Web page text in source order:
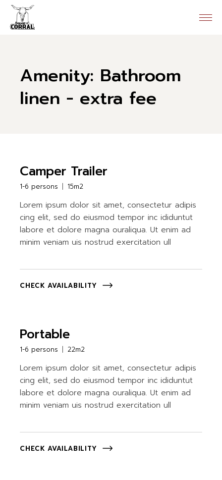
Skip
content
Amenity: Bathroom
linen - extra fee
Camper Trailer
1-6 persons 15m2
Lorem ipsum dolor sit amet, consectetur adipis
cing elit, sed do eiusmod tempor inc ididuntut
labore et dolore magna ouraliqua. Ut enim ad
minim veniam uis nostrud exercitation ull
CHECK AVAILABILITY
Portable
1-6 persons 22m2
Lorem ipsum dolor sit amet, consectetur adipis
cing elit, sed do eiusmod tempor inc ididuntut
labore et dolore magna ouraliqua. Ut enim ad
minim veniam uis nostrud exercitation ull
CHECK AVAILABILITY